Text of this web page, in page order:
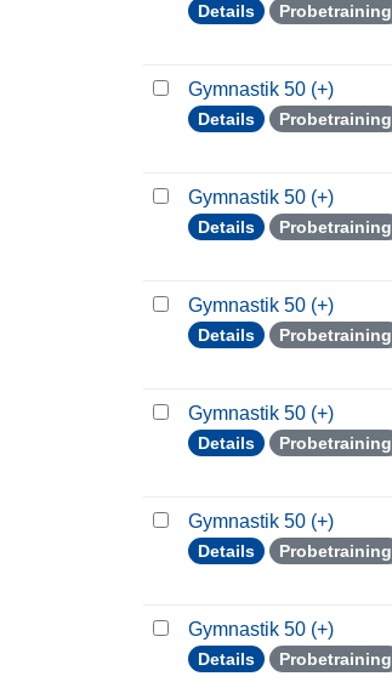
Details Probetraining
Gymnastik 50 (+)
Details Probetraining
Gymnastik 50 (+)
Details Probetraining
Gymnastik 50 (+)
Details Probetraining
Gymnastik 50 (+)
Details Probetraining
Gymnastik 50 (+)
Details Probetraining
Gymnastik 50 (+)
Details Probetraining